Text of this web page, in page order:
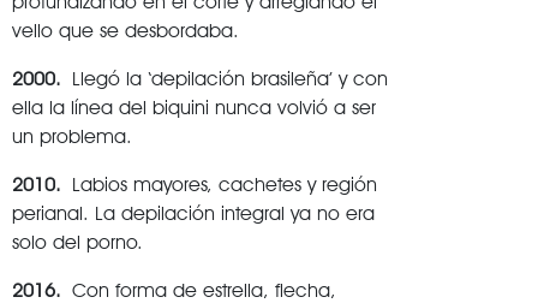
vello que se desbordaba.
2000. Llegó la ‘depilación brasileña’ y con
ella la línea del biquini nunca volvió a ser
un problema.
2010. Labios mayores, cachetes y región
perianal. La depilación integral ya no era
solo del porno.
2016. Con forma de estrella, flecha,